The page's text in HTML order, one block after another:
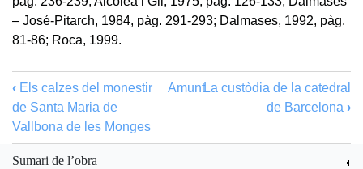
– José-Pitarch, 1984, pàg. 291-293; Dalmases, 1992, pàg.
81-86; Roca, 1999.
‹ Els calzes del monestir
de Santa Maria de
Vallbona de les Monges
AmuntLa custòdia de la catedral
de Barcelona ›
Sumari de l’obra